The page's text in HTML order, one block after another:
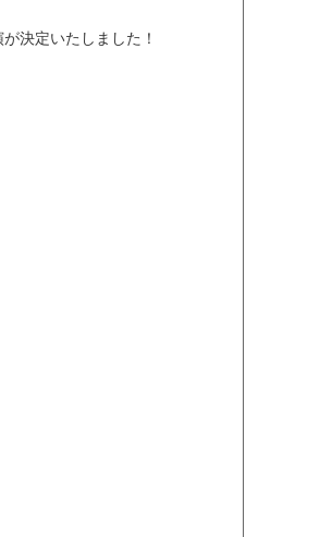
決定いたしました！